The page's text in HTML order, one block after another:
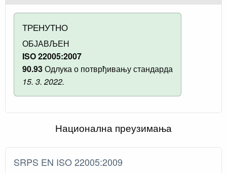
ТРЕНУТНО
ОБЈАВЉЕН
ISO 22005:2007
90.93Одлука о потврђивању стандарда
15. 3. 2022.
Национална преузимања
SRPS EN ISO 22005:2009